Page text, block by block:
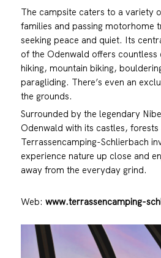
The campsite caters to a variety
families and passing motorhome
seeking peace and quiet. Its
of the Odenwald offers
hiking, mountain biking,
paragliding. There’s even an
the grounds.
Surrounded by the legendary
Odenwald with its castles,
Terrassencamping-Schlierbach
experience nature up close and
away from the everyday grind.
Web: www.terrassencamping-